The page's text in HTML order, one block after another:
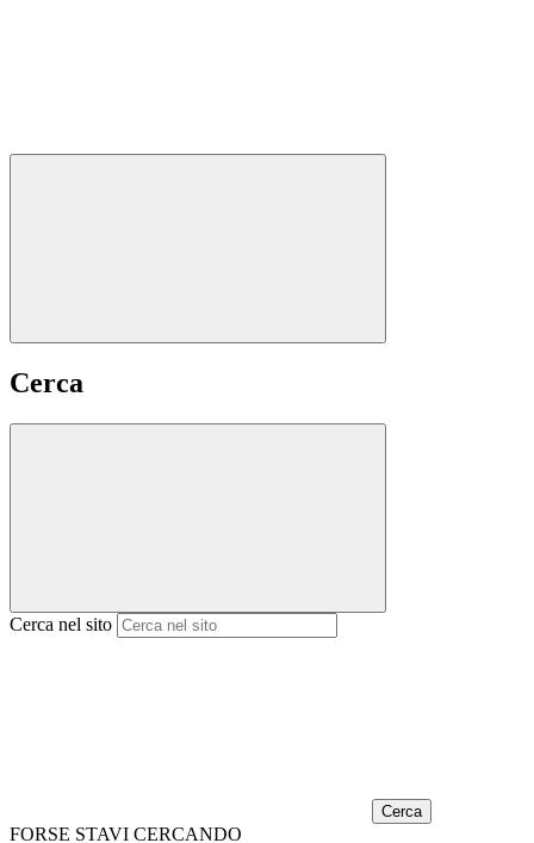
Cerca
Cerca nel sito
Cerca
FORSE STAVI CERCANDO